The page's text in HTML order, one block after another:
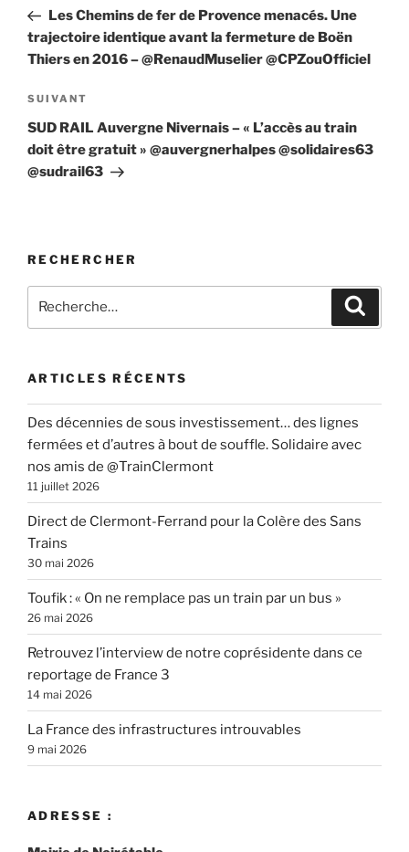
l’article
précédent
Les Chemins de fer de Provence menacés. Une
trajectoire identique avant la fermeture de Boën
Thiers en 2016 – @RenaudMuselier @CPZouOfficiel
Article
suivant
SUIVANT
SUD RAIL Auvergne Nivernais – « L’accès au train
doit être gratuit » @auvergnerhalpes @solidaires63
@sudrail63
RECHERCHER
pour
ARTICLES RÉCENTS
Des décennies de sous investissement… des lignes
fermées et d’autres à bout de souffle. Solidaire avec
nos amis de @TrainClermont
11 juillet 2026
Direct de Clermont-Ferrand pour la Colère des Sans
Trains
30 mai 2026
Toufik : « On ne remplace pas un train par un bus »
26 mai 2026
Retrouvez l’interview de notre coprésidente dans ce
reportage de France 3
14 mai 2026
La France des infrastructures introuvables
9 mai 2026
ADRESSE :